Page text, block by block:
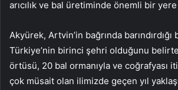
arıcılık ve bal üretiminde önemli bir
Akyürek, Artvin’in bağrında
Türkiye’nin birinci şehri olduğunu
örtüsü, 20 bal ormanıyla ve coğrafyası
çok müsait olan ilimizde geçen yıl